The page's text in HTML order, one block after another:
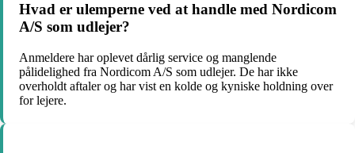
Hvad er ulemperne ved at handle med Nordicom
A/S som udlejer?
Anmeldere har oplevet dårlig service og manglende
pålidelighed fra Nordicom A/S som udlejer. De har ikke
overholdt aftaler og har vist en kolde og kyniske holdning over
for lejere.